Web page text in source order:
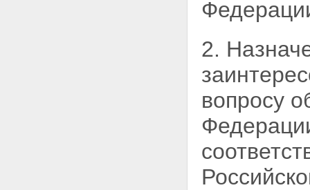
2.
вопросу